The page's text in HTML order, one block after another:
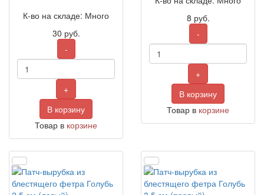
К-во на складе: Много
30 руб.
-
+
В корзину
Товар в корзине
8 руб.
-
+
В корзину
Товар в корзине